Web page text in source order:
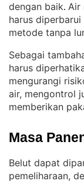
dengan baik. Air
harus
metode tanpa
Sebagai
harus
mengurangi
air, mengontrol
memberikan
Masa
Belut dapat
pemeliharaan,